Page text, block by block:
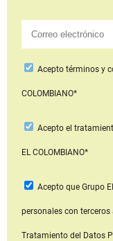
Aceptotérminos y
COLOMBIANO*
Acepto el
EL COLOMBIANO*
Acepto que Grupo
personales con
Tratamiento del Datos